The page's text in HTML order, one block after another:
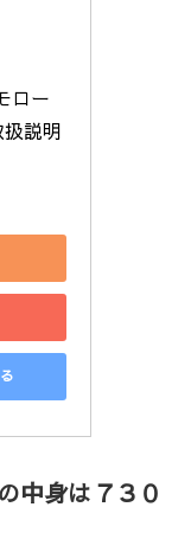
ロー
説明
中身は７３０